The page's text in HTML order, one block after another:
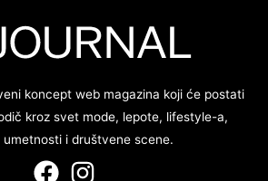
koncept web magazina koji će postati
kroz svet mode, lepote, lifestyle-a,
umetnosti i društvene scene.